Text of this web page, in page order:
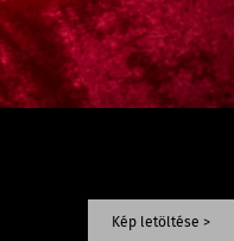
Kép letöltése >